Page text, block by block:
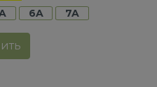
6A 7A